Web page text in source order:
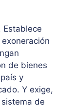
Establece
de bienes
y
Y exige,
de